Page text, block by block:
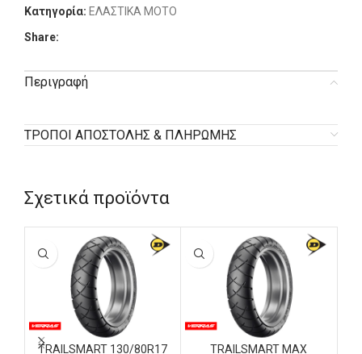
Κατηγορία: ΕΛΑΣΤΙΚΑ MOTO
Share:
Περιγραφή
ΤΡΟΠΟΙ ΑΠΟΣΤΟΛΗΣ & ΠΛΗΡΩΜΗΣ
Σχετικά προϊόντα
TRAILSMART 130/80R17
TRAILSMART MAX